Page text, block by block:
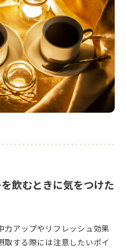
飲むときに気をつけた
力アップやリフレッシュ効果
取する際には注意したいポイ